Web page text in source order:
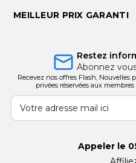
MEILLEUR PRIX GARANTI
Restez
Abonnez
Recevez nos offres Flash,
privées réservées aux
Appeler le